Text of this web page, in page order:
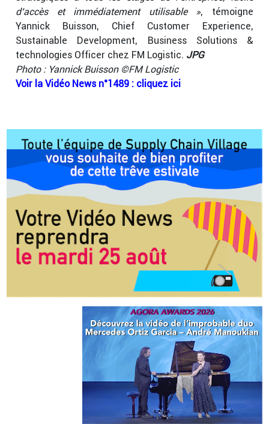
d’accès et immédiatement utilisable », témoigne
Yannick Buisson, Chief Customer Experience,
Sustainable Development, Business Solutions &
technologies Officer chez FM Logistic. JPG
Photo : Yannick Buisson ©FM Logistic
Voir la Vidéo News n°1489 : cliquez ici